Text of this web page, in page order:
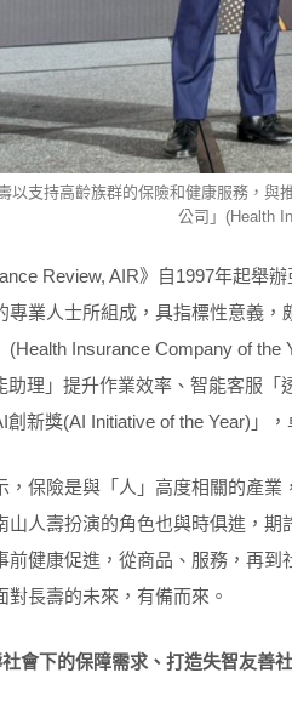
以支持高齡族群的保險和健康服務，
公司」(Health
Review, AIR》自1997年起舉
專業人士所組成，具指標性意義
(Health Insurance Company of
助理」提升作業效率、智能客服
創新獎(AI Initiative of the Year)」
，保險是與「人」高度相關的產
山人壽扮演的角色也與時俱進，期
前健康促進，從商品、服務，再
對長壽的未來，有備而來。
會下的保障需求、打造失智友善